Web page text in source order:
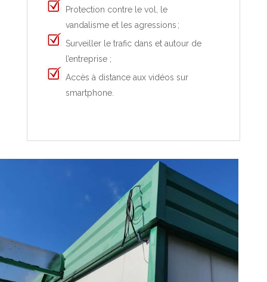
Protection contre le vol, le
vandalisme et les agressions ;
Surveiller le trafic dans et autour de
l’entreprise ;
Accès à distance aux vidéos sur
smartphone.